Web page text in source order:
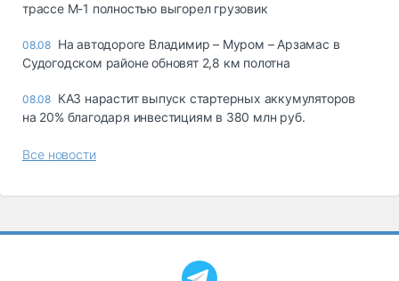
трассе М-1 полностью выгорел грузовик
08.08 На автодороге Владимир – Муром – Арзамас в
Судогодском районе обновят 2,8 км полотна
08.08 КАЗ нарастит выпуск стартерных аккумуляторов
на 20% благодаря инвестициям в 380 млн руб.
Все новости